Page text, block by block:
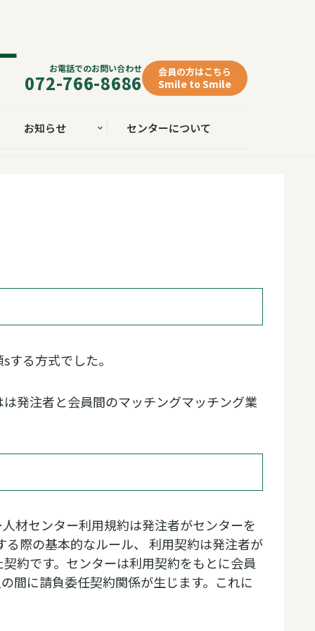
お知らせ センターについて
お電話でのお問い合わせ
072-766-8686 会員の方はこちら
Smile to Smile
る方式でした。
発注者と会員間のマッチングマッチング業
材センター利用規約は発注者がセンターを
際の基本的なルール、 利用契約は発注者が
約です。センターは利用契約をもとに会員
間に請負委任契約関係が生じます。これに